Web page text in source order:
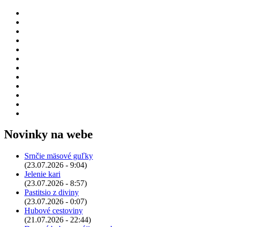
Novinky na webe
Srnčie mäsové guľky
(23.07.2026 - 9:04)
Jelenie kari
(23.07.2026 - 8:57)
Pastitsio z diviny
(23.07.2026 - 0:07)
Hubové cestoviny
(21.07.2026 - 22:44)